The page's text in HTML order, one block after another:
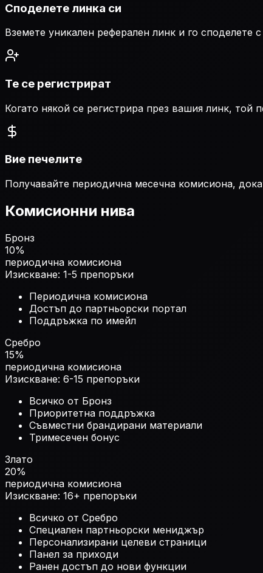
Споделете линка си
Вземете уникален реферален линк и го споделете
Те се регистрират
Когато някой се регистрира през вашия линк, той
Вие печелите
Получавайте периодична месечна комисиона,
Комисионни нива
Бронз
10%
периодична комисиона
Изискване: 1-5 препоръки
Периодична комисиона
Достъп до партньорски портал
Поддръжка по имейл
Сребро
15%
периодична комисиона
Изискване: 6-15 препоръки
Всичко от Бронз
Приоритетна поддръжка
Съвместни брандирани материали
Тримесечен бонус
Злато
20%
периодична комисиона
Изискване: 16+ препоръки
Всичко от Сребро
Специален партньорски мениджър
Персонализирани целеви страници
Панел за приходи
Ранен достъп до нови функции